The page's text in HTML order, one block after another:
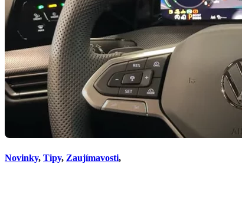
Novinky, Tipy, Zaujímavosti,